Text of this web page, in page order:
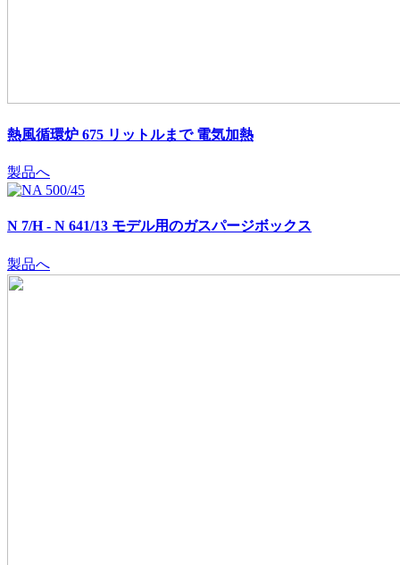
熱風循環炉 675 リットルまで 電気加熱
製品へ
N 7/H - N 641/13 モデル用のガスパージボックス
製品へ